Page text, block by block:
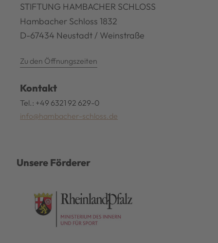
STIFTUNG HAMBACHER SCHLOSS
Hambacher Schloss 1832
D-67434 Neustadt / Weinstraße
Zu den Öffnungszeiten
Kontakt
Tel.: +49 6321 92 629-0
info@hambacher-schloss.de
Unsere Förderer